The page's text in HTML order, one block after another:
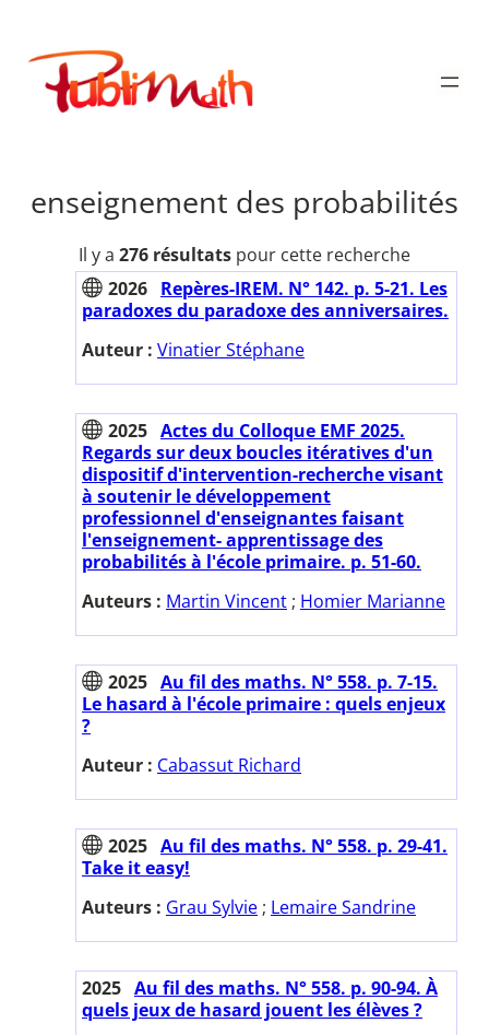
contenu
Publimath
enseignement des probabilités
Il y a 276 résultats pour cette recherche
2026 Repères-IREM. N° 142. p. 5-21. Les
paradoxes du paradoxe des anniversaires.
Auteur : Vinatier Stéphane
2025 Actes du Colloque EMF 2025.
Regards sur deux boucles itératives d'un
dispositif d'intervention-recherche visant
à soutenir le développement
professionnel d'enseignantes faisant
l'enseignement- apprentissage des
probabilités à l'école primaire. p. 51-60.
Auteurs : Martin Vincent ; Homier Marianne
2025 Au fil des maths. N° 558. p. 7-15.
Le hasard à l'école primaire : quels enjeux
?
Auteur : Cabassut Richard
2025 Au fil des maths. N° 558. p. 29-41.
Take it easy!
Auteurs : Grau Sylvie ; Lemaire Sandrine
2025 Au fil des maths. N° 558. p. 90-94. À
quels jeux de hasard jouent les élèves ?